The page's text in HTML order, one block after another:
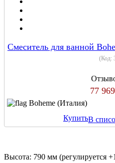
Смеситель для ванной
(Код:
77
Boheme (Италия)
КупитьВ
Высота: 790 мм (регулируется